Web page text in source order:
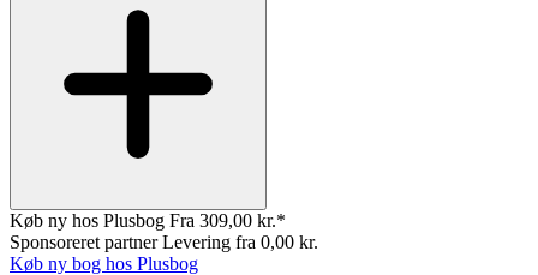
Køb ny hos Plusbog Fra 309,00 kr.*
Sponsoreret partnerLevering fra 0,00 kr.
Køb ny bog hos Plusbog